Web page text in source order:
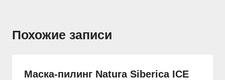
Похожие записи
Маска-пилинг Natura Siberica ICE